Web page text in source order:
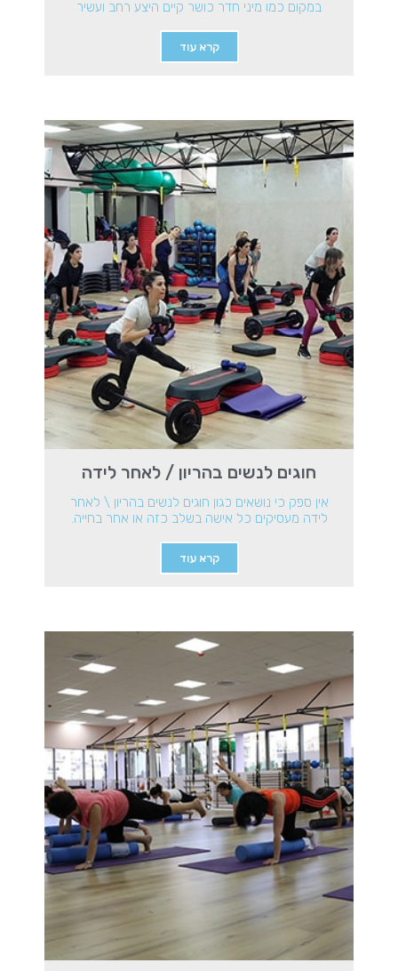
במקום כמו מיני חדר כושר קיים היצע רחב ועשיר
קרא עוד
חוגים לנשים בהריון / לאחר לידה
אין ספק כי נושאים כגון חוגים לנשים בהריון \ לאחר
לידה מעסיקים כל אישה בשלב כזה או אחר בחייה.
קרא עוד